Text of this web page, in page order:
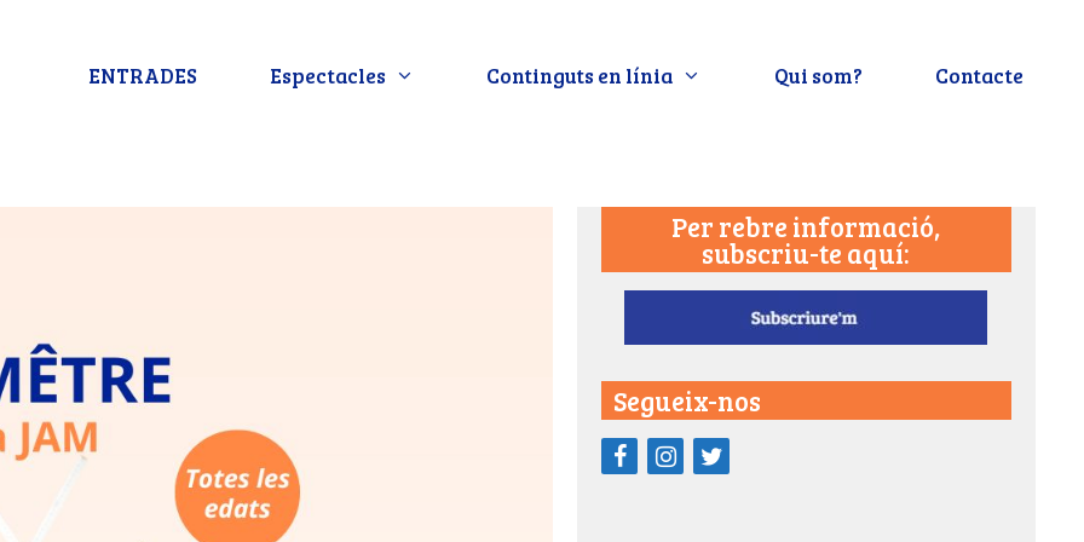
ENTRADES Espectacles Continguts en línia Qui som? Contacte
Per rebre informació,
subscriu-te aquí:
Segueix-nos